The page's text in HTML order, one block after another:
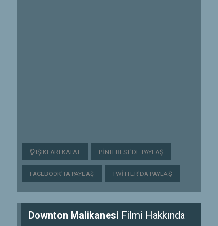
IŞIKLARI KAPAT PINTEREST'DE PAYLAŞ
FACEBOOK'TA PAYLAŞ TWITTER'DA PAYLAŞ
Downton Malikanesi Filmi Hakkında